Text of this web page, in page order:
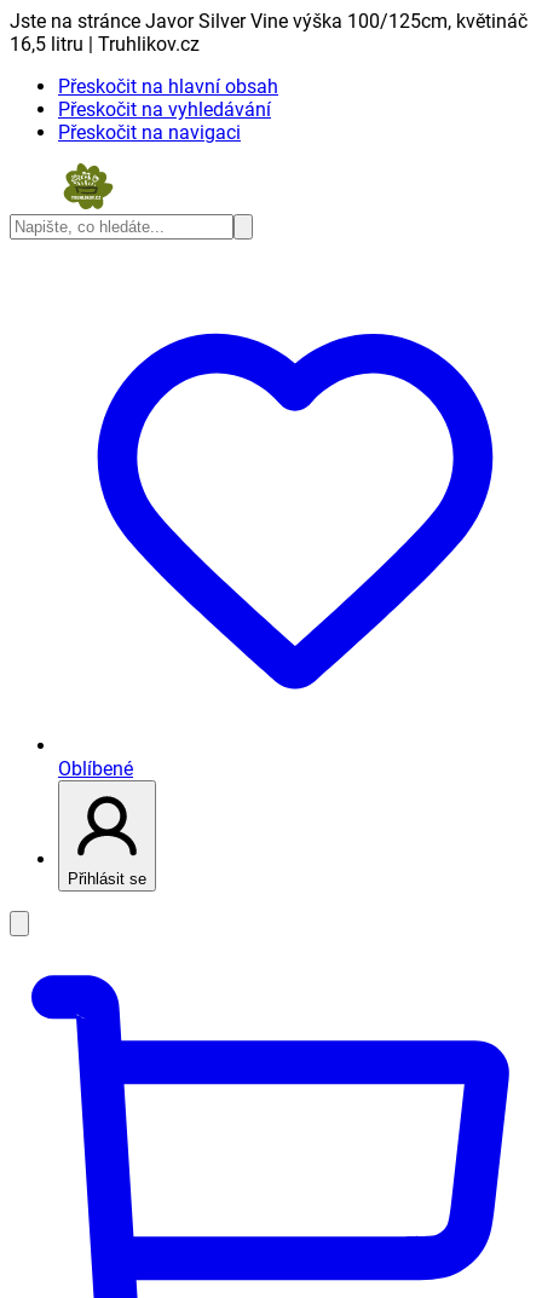
Jste na stránce Javor Silver Vine výška 100/125cm, květináč
16,5 litru | Truhlikov.cz
Přeskočit na hlavní obsah
Přeskočit na vyhledávání
Přeskočit na navigaci
Oblíbené
Přihlásit se